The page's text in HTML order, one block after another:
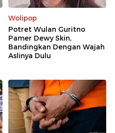
Wolipop
Potret Wulan Guritno
Pamer Dewy Skin,
Bandingkan Dengan Wajah
Aslinya Dulu